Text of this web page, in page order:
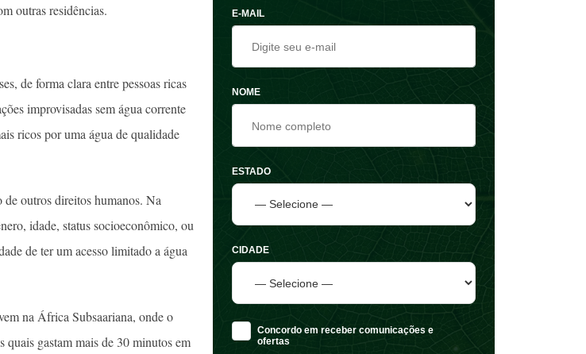
outras residências.
de forma clara entre pessoas ricas
improvisadas sem água corrente
ricos por uma água de qualidade
outros direitos humanos. Na
idade, status socioeconômico, ou
de ter um acesso limitado a água
na África Subsaariana, onde o
quais gastam mais de 30 minutos em
E-MAIL
NOME
ESTADO
CIDADE
Concordo em receber comunicações e
ofertas